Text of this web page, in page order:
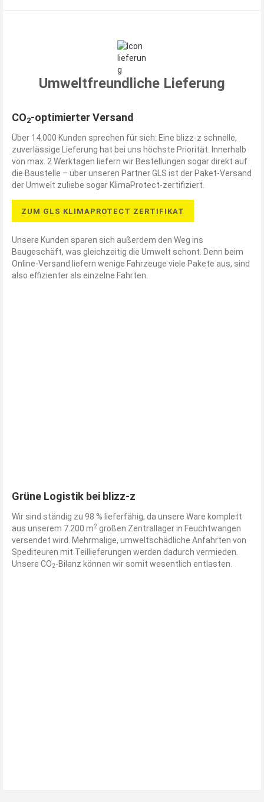
Umweltfreundliche Lieferung
CO2-optimierter Versand
Über 14.000 Kunden sprechen für sich: Eine blizz-z schnelle,
zuverlässige Lieferung hat bei uns höchste Priorität. Innerhalb
von max. 2 Werktagen liefern wir Bestellungen sogar direkt auf
die Baustelle – über unseren Partner GLS ist der Paket-Versand
der Umwelt zuliebe sogar KlimaProtect-zertifiziert.
ZUM GLS KLIMAPROTECT ZERTIFIKAT
Unsere Kunden sparen sich außerdem den Weg ins
Baugeschäft, was gleichzeitig die Umwelt schont. Denn beim
Online-Versand liefern wenige Fahrzeuge viele Pakete aus, sind
also effizienter als einzelne Fahrten.
Grüne Logistik bei blizz-z
Wir sind ständig zu 98 % lieferfähig, da unsere Ware komplett
aus unserem 7.200 m2 großen Zentrallager in Feuchtwangen
versendet wird. Mehrmalige, umweltschädliche Anfahrten von
Spediteuren mit Teillieferungen werden dadurch vermieden.
Unsere CO2-Bilanz können wir somit wesentlich entlasten.